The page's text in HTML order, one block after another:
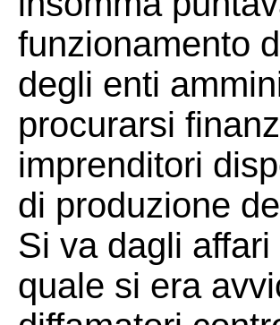
funzionamento
degli enti
procurarsi
imprenditori
di produzione
Si va dagli
quale si era